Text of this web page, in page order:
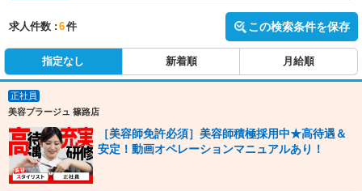
求人件数 : 6件 この検索条件を保存
指定なし 新着順 月給順
正社員
美容プラージュ 篠路店
［美容師免許必須］美容師積極採用中★高待遇＆
安定！動画オペレーションマニュアルあり！